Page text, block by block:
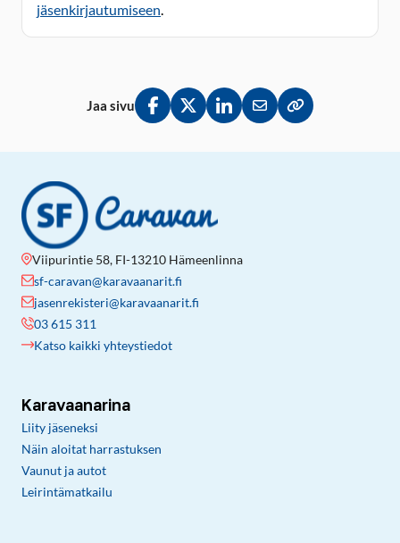
jäsenkirjautumiseen.
Jaa sivu
Jaa Facebookissa
Jaa Twitterissä
Jaa LinkedInissä
Jaa sähköpostitse
Kopioi linkki
Viipurintie 58, FI-13210 Hämeenlinna
sf-caravan@karavaanarit.fi
jasenrekisteri@karavaanarit.fi
03 615 311
Katso kaikki yhteystiedot
Karavaanarina
Liity jäseneksi
Näin aloitat harrastuksen
Vaunut ja autot
Leirintämatkailu